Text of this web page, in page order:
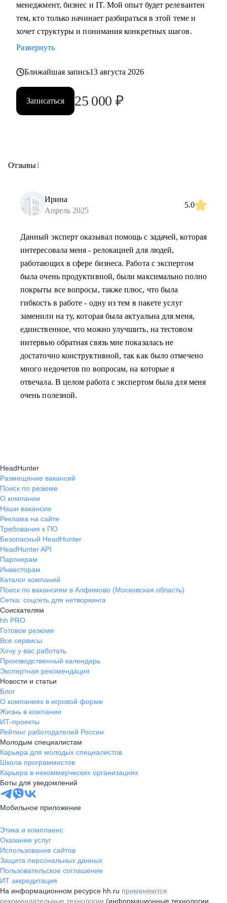
менеджмент, бизнес и IT. Мой опыт будет релевантен
тем, кто только начинает разбираться в этой теме и
хочет структуры и понимания конкретных шагов.
Развернуть
Ближайшая запись13 августа 2026
Записаться 25 000 ₽
Отзывы1
Ирина
Апрель 2025
5.0
Данный эксперт оказывал помощь с задачей, которая
интересовала меня - релокацией для людей,
работающих в сфере бизнеса. Работа с экспертом
была очень продуктивной, были максимально полно
покрыты все вопросы, также плюс, что была
гибкость в работе - одну из тем в пакете услуг
заменили на ту, которая была актуальна для меня,
единственное, что можно улучшить, на тестовом
интервью обратная связь мне показалась не
достаточно конструктивной, так как было отмечено
много недочетов по вопросам, на которые я
отвечала. В целом работа с экспертом была для меня
очень полезной.
HeadHunter
Размещение вакансий
Поиск по резюме
О компании
Наши вакансии
Реклама на сайте
Требования к ПО
Безопасный HeadHunter
HeadHunter API
Партнерам
Инвесторам
Каталог компаний
Поиск по вакансиям в Алфимово (Московская область)
Сетка: соцсеть для нетворкинга
Соискателям
hh PRO
Готовое резюме
Все сервисы
Хочу у вас работать
Производственный календарь
Экспертная рекомендация
Новости и статьи
Блог
О компаниях в игровой форме
Жизнь в компании
ИТ-проекты
Рейтинг работодателей России
Молодым специалистам
Карьера для молодых специалистов
Школа программистов
Карьера в некоммерческих организациях
Боты для уведомлений
Мобильное приложение
Этика и комплаенс
Оказание услуг
Использование сайтов
Защита персональных данных
Пользовательское соглашение
ИТ аккредитация
На информационном ресурсе hh.ru применяются
рекомендательные технологии (информационные технологии